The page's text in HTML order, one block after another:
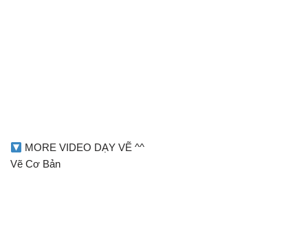
MORE VIDEO DẠY VẼ ^^
Vẽ Cơ Bản